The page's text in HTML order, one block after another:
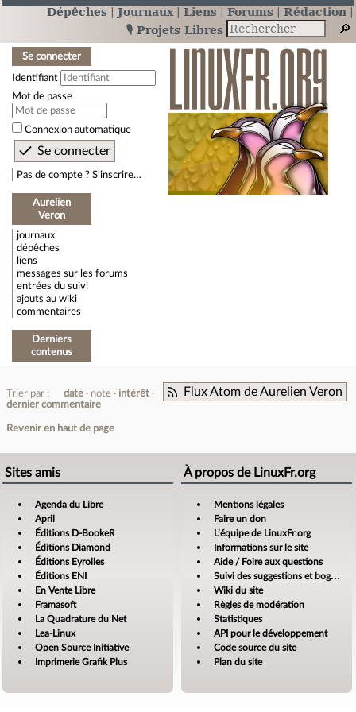
Dépêches Journaux Liens Forums
Rédaction
🎙️ Projets Libres
Se connecter
Identifiant
Mot de passe
Connexion automatique
Pas de compte ? S’inscrire…
Aurelien
Veron
journaux
dépêches
liens
messages sur les forums
entrées du suivi
ajouts au wiki
commentaires
Derniers
contenus
Flux Atom de Aurelien Veron
Trier par : date note
intérêt
dernier commentaire
Revenir en haut de page
Sites amis
Agenda du Libre
April
Éditions D-BookeR
Éditions Diamond
Éditions Eyrolles
Éditions ENI
En Vente Libre
Framasoft
La Quadrature du Net
Lea-Linux
Open Source Initiative
Imprimerie Grafik Plus
À propos de LinuxFr.org
Mentions légales
Faire un don
L’équipe de LinuxFr.org
Informations sur le site
Aide / Foire aux questions
Suivi des suggestions et bogues
Wiki du site
Règles de modération
Statistiques
API pour le développement
Code source du site
Plan du site